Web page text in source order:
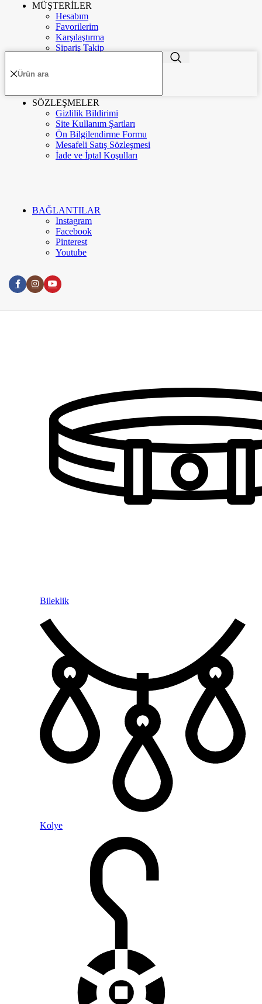
MÜŞTERİLER
Hesabım
Favorilerim
Karşılaştırma
Sipariş Takip
SÖZLEŞMELER
Gizlilik Bildirimi
Site Kullanım Şartları
Ön Bilgilendirme Formu
Mesafeli Satış Sözleşmesi
İade ve İptal Koşulları
BAĞLANTILAR
Instagram
Facebook
Pinterest
Youtube
ME'VA GÜMÜŞ VE TAKI
TİCARET UYGULAMALARI.
Menü
Kurumsal
Bileklik
Kolye